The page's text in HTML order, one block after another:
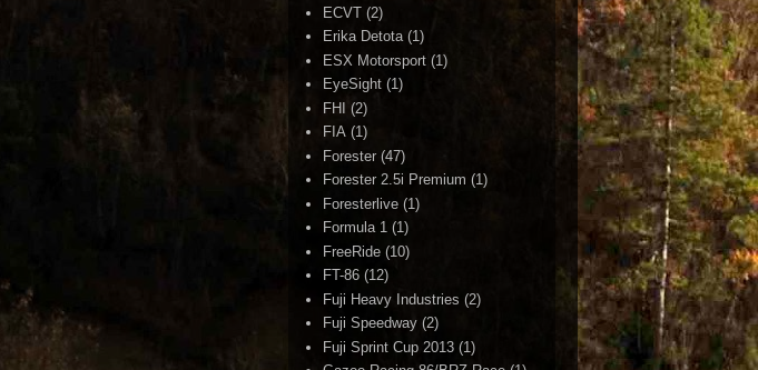
ECVT (2)
Erika Detota (1)
ESX Motorsport (1)
EyeSight (1)
FHI
(2)
FIA (1)
Forester (47)
Forester 2.5i Premium (1)
Foresterlive (1)
Formula 1 (1)
FreeRide (10)
FT-86 (12)
Fuji Heavy Industries (2)
Fuji Speedway (2)
Fuji Sprint Cup 2013 (1)